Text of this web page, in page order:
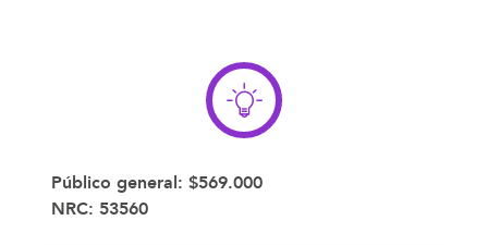
Público general: $569.000
NRC: 53560